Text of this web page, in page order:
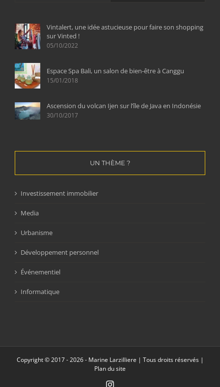
Vintalert, une idée astucieuse pour faire son shopping
sur Vinted !
05/10/2022
Espace Spa Bali, un salon de bien-être à Canggu
15/01/2018
Ascension du volcan Ijen sur l’île de Java en Indonésie
30/10/2017
UN THÈME ?
Investissement immobilier
Media
Urbanisme
Développement personnel
Événementiel
Informatique
Copyright © 2017 -2026 - Marine Larzilliere | Tous droits réservés |
Plan du site
Instagram